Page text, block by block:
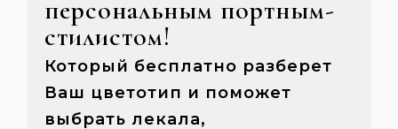
персональным портным-
стилистом!
Который бесплатно разберет
Ваш цветотип и поможет
выбрать лекала,